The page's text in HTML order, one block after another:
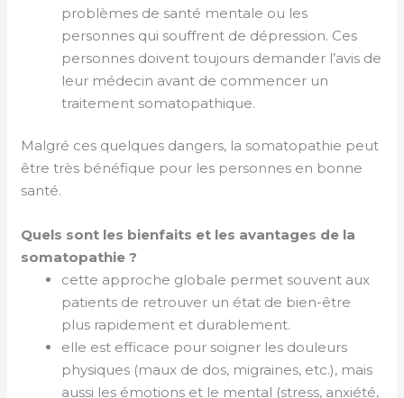
problèmes de santé mentale ou les
personnes qui souffrent de dépression. Ces
personnes doivent toujours demander l’avis de
leur médecin avant de commencer un
traitement somatopathique.
Malgré ces quelques dangers, la somatopathie peut
être très bénéfique pour les personnes en bonne
santé.
Quels sont les bienfaits et les avantages de la
somatopathie ?
cette approche globale permet souvent aux
patients de retrouver un état de bien-être
plus rapidement et durablement.
elle est efficace pour soigner les douleurs
physiques (maux de dos, migraines, etc.), mais
aussi les émotions et le mental (stress, anxiété,